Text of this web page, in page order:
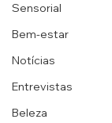
Sensorial
Bem-estar
Notícias
Entrevistas
Beleza